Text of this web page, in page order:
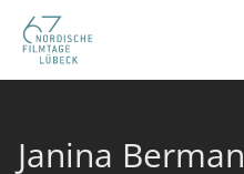
Janina Berman